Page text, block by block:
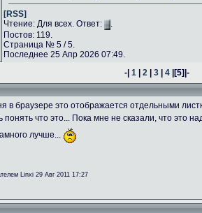
[RSS]
Чтение: Для всех. Ответ:
.
Постов: 119.
Страница № 5 / 5.
Последнее 25 Апр 2026 07:49.
-| 1| 2| 3| 4|[5]|-
в браузере это отображается отдельными
что это... Пока мне не сказали, что это
лучше...
Linxi 29 Авг 2011 17:27